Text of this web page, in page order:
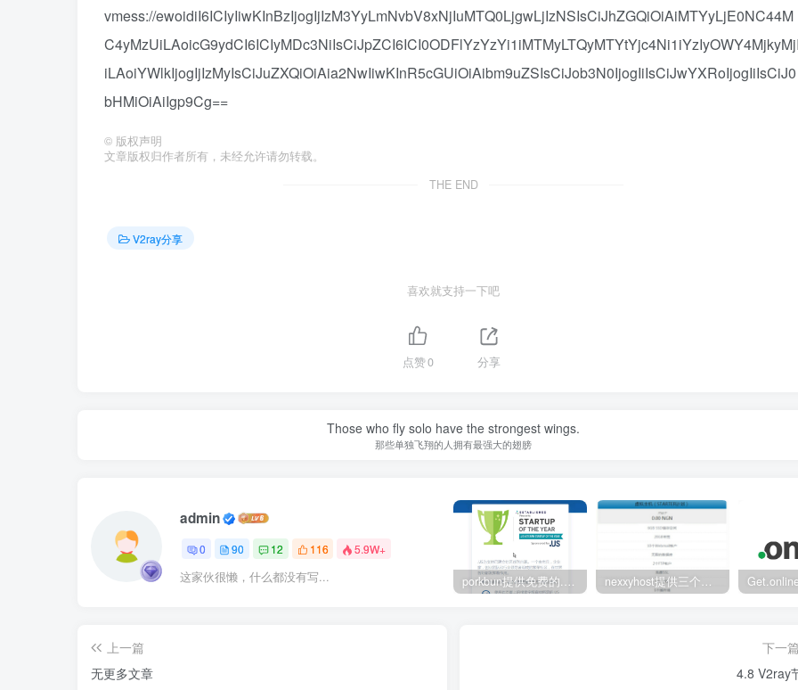
vmess://ewoidiI6ICIyIiwKInBzIjogIjIzM3YyLmNvbV8xNjIuMTQ0LjgwLjIzNSIsCiJhZGQiOiAiMTYyLjE0NC44M
iLAoiYWlkIjogIjIzMyIsCiJuZXQiOiAia2NwIiwKInR5cGUiOiAibm9uZSIsCiJob3N0IjogIiIsCiJwYXRoIjogIiIsCiJ0
bHMiOiAiIgp9Cg==
© 版权声明
文章版权归作者所有，未经允许请勿转载。
THE END
V2ray分享
喜欢就支持一下吧
点赞0 分享
Those who fly solo have the strongest wings.
那些单独飞翔的人拥有最强大的翅膀
admin
0 90 12 116 5.9W+
这家伙很懒，什么都没有写...
上一篇
无更多文章
下一
4.8 V2ray